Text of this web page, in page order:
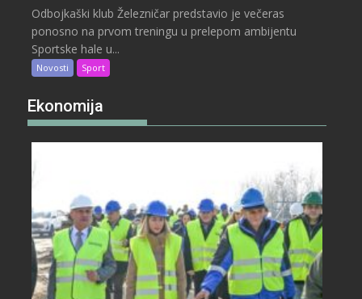
Odbojkaški klub Železničar predstavio je večeras
ponosno na prvom treningu u prelepom ambijentu
Sportske hale u...
Novosti Sport
Ekonomija